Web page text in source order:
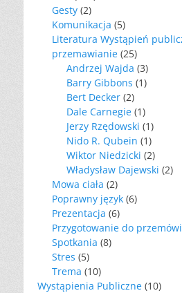
Gesty (2)
Komunikacja (5)
Literatura Wystąpień
przemawianie (25)
Andrzej Wajda (3)
Barry Gibbons (1)
Bert Decker (2)
Dale Carnegie (1)
Jerzy Rzędowski (1)
Nido R. Qubein (1)
Wiktor Niedzicki (2)
Władysław Dajewski (2)
Mowa ciała (2)
Poprawny język (6)
Prezentacja (6)
Przygotowanie do
Spotkania (8)
Stres (5)
Trema (10)
Wystąpienia Publiczne (10)